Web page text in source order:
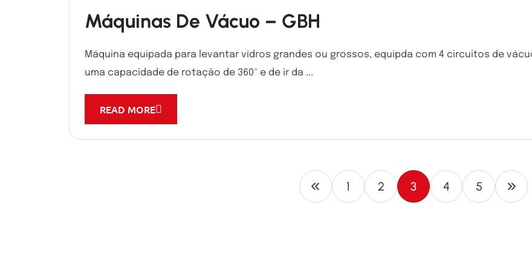
Máquinas De Vácuo – GBH
Máquina equipada para levantar vidros grandes ou grossos, equipda com 4 circuitos de
uma capacidade de rotação de 360º e de ir da ...
READ MORE
1 2 3 4 5